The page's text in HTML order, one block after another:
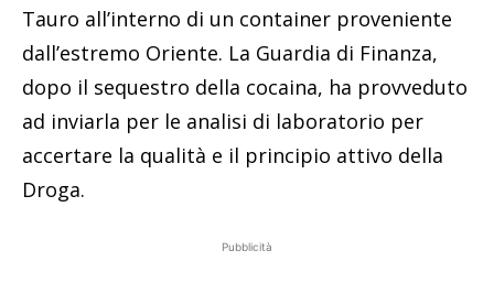
Tauro all’interno di un container proveniente
dall’estremo Oriente. La Guardia di Finanza,
dopo il sequestro della cocaina, ha provveduto
ad inviarla per le analisi di laboratorio per
accertare la qualità e il principio attivo della
Droga.
Pubblicità